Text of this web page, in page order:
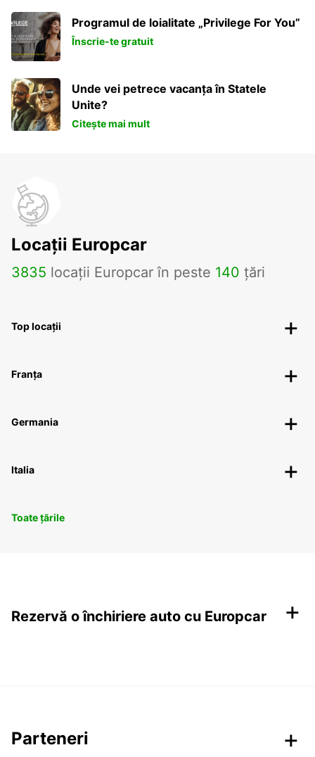
Programul de loialitate „Privilege For You”
Înscrie-te gratuit
Unde vei petrece vacanța în Statele
Unite?
Citește mai mult
Locații Europcar
3835 locații Europcar în peste 140 țări
Top locații
Franța
Germania
Italia
Toate țările
Rezervă o închiriere auto cu Europcar +
Parteneri